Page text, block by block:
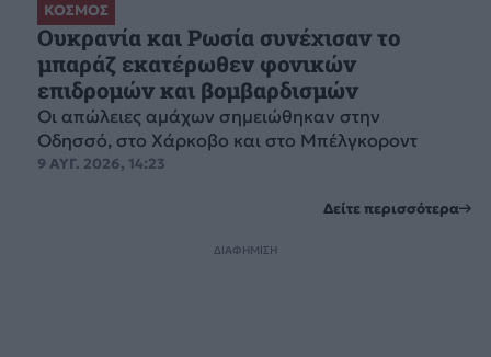
ΚΟΣΜΟΣ
Ουκρανία και Ρωσία συνέχισαν το
μπαράζ εκατέρωθεν φονικών
επιδρομών και βομβαρδισμών
Οι απώλειες αμάχων σημειώθηκαν στην
Οδησσό, στο Χάρκοβο και στο Μπέλγκοροντ
9 ΑΥΓ. 2026, 14:23
Δείτε περισσότερα
ΔΙΑΦΗΜΙΣΗ